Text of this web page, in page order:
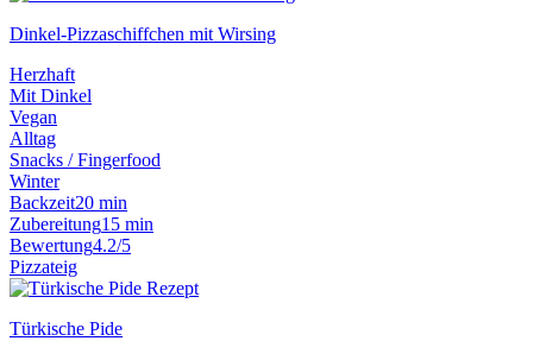
Dinkel-Pizzaschiffchen mit Wirsing
Herzhaft
Mit Dinkel
Vegan
Alltag
Snacks / Fingerfood
Winter
Backzeit20 min
Zubereitung15 min
Bewertung4.2/5
Pizzateig
Türkische Pide